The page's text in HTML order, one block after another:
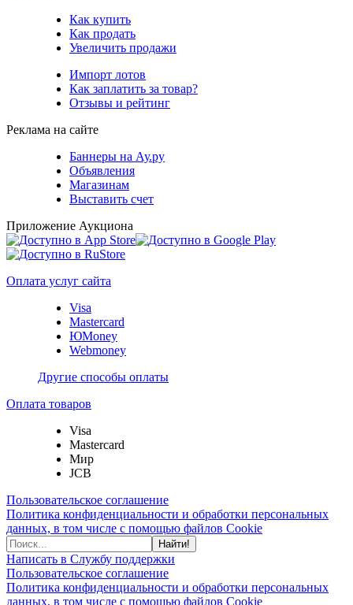
Как купить
Как продать
Увеличить продажи
Импорт лотов
Как заплатить за товар?
Отзывы и рейтинг
Реклама на сайте
Баннеры на Ау.ру
Объявления
Магазинам
Выставить счет
Приложение Аукциона
Оплата услуг сайта
Visa
Mastercard
ЮMoney
Webmoney
Другие способы оплаты
Оплата товаров
Visa
Mastercard
Мир
JCB
Пользовательское соглашение
Политика конфиденциальности и обработки персональных
данных, в том числе с помощью файлов Cookie
Найти!
Написать в Службу поддержки
Пользовательское соглашение
Политика конфиденциальности и обработки персональных
данных, в том числе с помощью файлов Cookie